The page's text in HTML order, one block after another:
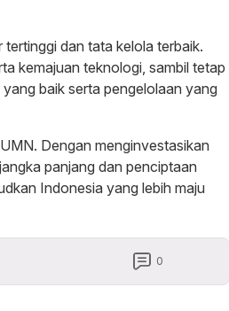
dan tata kelola terbaik.
kemajuan teknologi, sambil tetap
baik serta pengelolaan yang
Dengan menginvestasikan
panjang dan penciptaan
Indonesia yang lebih maju
0